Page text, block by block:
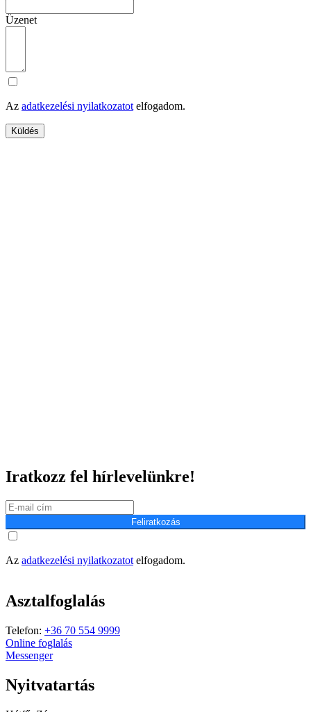
Üzenet
Az adatkezelési nyilatkozatotelfogadom.
Küldés
Iratkozz fel hírlevelünkre!
Feliratkozás
Az adatkezelési nyilatkozatot elfogadom.
Asztalfoglalás
Telefon: +36 70 554 9999
Online foglalás
Messenger
Nyitvatartás